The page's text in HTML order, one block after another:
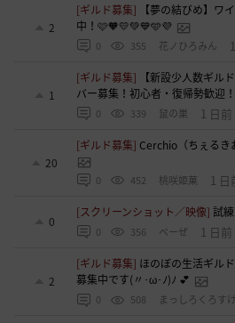
2
[ギルド募集]
【夢の結びめ】ワ
中！🩷🧡💛💚💙🩵💜
0 355 花ノひろみん
1
[ギルド募集]
【新設少人数ギル
バー募集！初心者・復帰勢歓迎！
0 339 鼠の巣 1 日前
20
[ギルド募集] Cerchio（ちぇるき
0 452 桃咲姫菓 1 日
0
[スクリーンショット／映像]試
0 356 べーぜ 1 日前
2
[ギルド募集] ほのぼの生活ギル
募集中です(〃･ω･ﾉ)ﾉ 💕
0 508 まっしろくろすけ